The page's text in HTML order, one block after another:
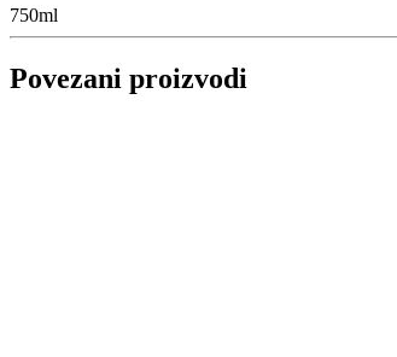
750ml
Povezani proizvodi